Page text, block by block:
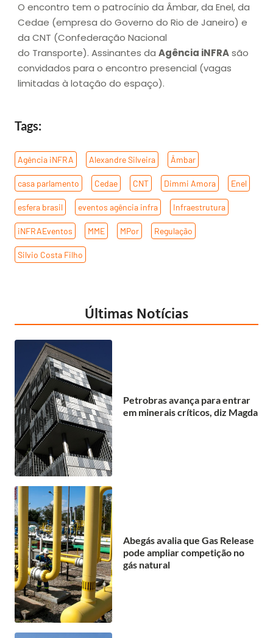
O encontro tem o patrocínio da Âmbar, da Enel, da
Cedae (empresa do Governo do Rio de Janeiro) e
da CNT (Confederação Nacional
do Transporte). Assinantes da Agência iNFRAsão
convidados para o encontro presencial (vagas
limitadas à lotação do espaço).
Tags:
Agência iNFRA Alexandre Silveira Âmbar
casa parlamento Cedae CNT Dimmi Amora Enel
esfera brasil eventos agência infra Infraestrutura
iNFRAEventos MME MPor Regulação
Silvio Costa Filho
Últimas Notícias
Petrobras avança para entrar
em minerais críticos, diz Magda
Abegás avalia que Gas Release
pode ampliar competição no
gás natural